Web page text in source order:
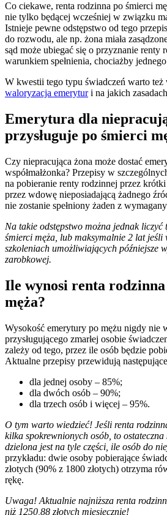
Co ciekawe, renta rodzinna po śmierci
nie tylko będącej wcześniej w związku
Istnieje pewne odstępstwo od tego
do rozwodu, ale np. żona miała
sąd może ubiegać się o przyznanie renty
warunkiem spełnienia, chociażby
W kwestii tego typu świadczeń warto też
waloryzacja emeryturi na jakich
Emerytura dla
przysługuje po śmierci
Czy niepracująca żona może dostać
współmałżonka? Przepisy w
na pobieranie renty rodzinnej przez krótki
przez wdowę nieposiadającą żadnego
nie zostanie spełniony żaden z
Na takie odstępstwo można jednak
śmierci męża, lub maksymalnie 2 lat jeśli
szkoleniach umożliwiających późniejsze
zarobkowej.
Ile wynosi renta
męża?
Wysokość emerytury po mężu nigdy nie
przysługującego zmarłej osobie
zależy od tego, przez ile osób będzie
Aktualne przepisy przewidują
dla jednej osoby – 85%;
dla dwóch osób – 90%;
dla trzech osób i więcej – 95%.
O tym warto wiedzieć! Jeśli renta
kilka spokrewnionych osób, to
dzielona jest na tyle części, ile osób do
przykładu: dwie osoby pobierające
złotych (90% z 1800 złotych) otrzyma
rękę.
Uwaga! Aktualnie najniższa renta
niż 1250,88 złotych miesięcznie!